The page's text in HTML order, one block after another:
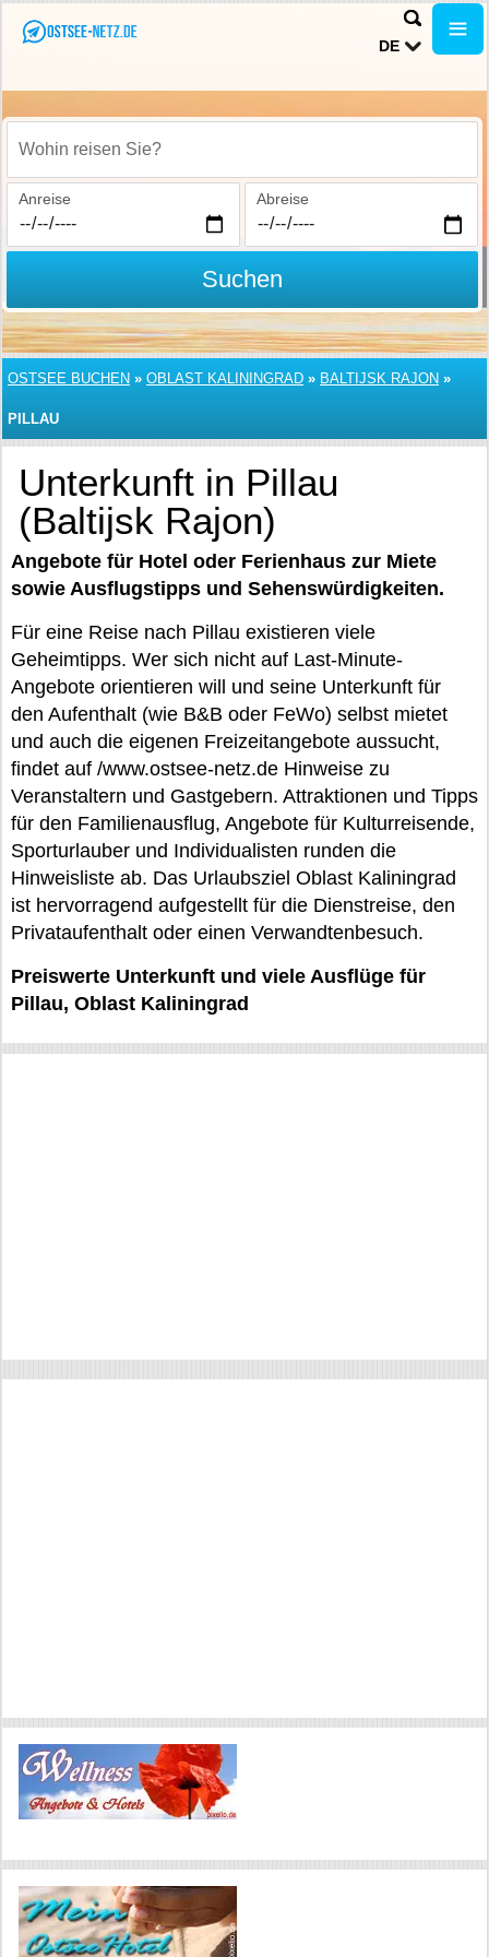
DE
Wohin reisen Sie?
Anreise Abreise
Suchen
OSTSEE BUCHEN » OBLAST KALININGRAD » BALTIJSK RAJON »
PILLAU
Unterkunft in Pillau
(Baltijsk Rajon)
Angebote für Hotel oder Ferienhaus zur Miete
sowie Ausflugstipps und Sehenswürdigkeiten.
Für eine Reise nach Pillau existieren viele
Geheimtipps. Wer sich nicht auf Last-Minute-
Angebote orientieren will und seine Unterkunft für
den Aufenthalt (wie B&B oder FeWo) selbst mietet
und auch die eigenen Freizeitangebote aussucht,
findet auf /www.ostsee-netz.de Hinweise zu
Veranstaltern und Gastgebern. Attraktionen und Tipps
für den Familienausflug, Angebote für Kulturreisende,
Sporturlauber und Individualisten runden die
Hinweisliste ab. Das Urlaubsziel Oblast Kaliningrad
ist hervorragend aufgestellt für die Dienstreise, den
Privataufenthalt oder einen Verwandtenbesuch.
Preiswerte Unterkunft und viele Ausflüge für
Pillau, Oblast Kaliningrad